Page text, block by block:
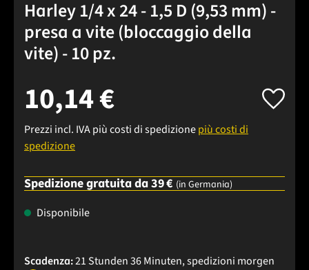
Harley 1/4 x 24 - 1,5 D (9,53 mm) -
presa a vite (bloccaggio della
vite) - 10 pz.
10,14 €
Prezzi incl. IVA più costi di spedizionepiù costi di
spedizione
Spedizione gratuita da 39 € (in Germania)
Disponibile
Scadenza:21 Stunden 36 Minuten, spedizioni morgen